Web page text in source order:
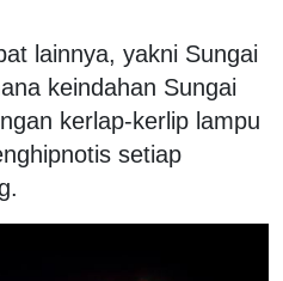
lainnya, yakni Sungai
keindahan Sungai
kerlap-kerlip lampu
setiap